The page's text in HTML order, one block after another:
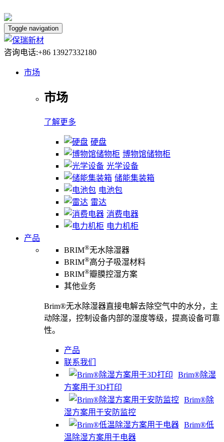
Toggle navigation
咨询电话:+86 13927332180
市场
市场
了解更多
硬盘
博物馆储物柜
光学设备
储能集装箱
电池包
雷达
消费电器
电力机柜
产品
BRIM®无水除湿器
BRIM®高分子吸湿材料
BRIM®瓣膜控湿方案
其他业务
Brim®无水除湿器直接电解去除空气中的水分，主
动除湿，控制设备内部的湿度等级，提高设备可靠
性。
产品
联系我们
Brim®除湿
方案用于3D打印
Brim®除
湿方案用于安防监控
Brim®低
温除湿方案用于电器